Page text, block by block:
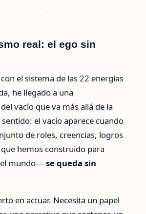
· · ·
real: el ego sin
el sistema de las 22 energías
he llegado a una
vacío que va más allá de la
el vacío aparece cuando
de roles, creencias, logros
hemos construido para
el mundo—se queda sin
en actuar. Necesita un papel